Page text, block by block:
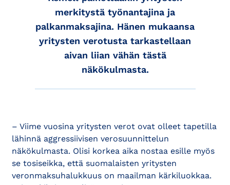
merkitystä työnantajina ja
palkanmaksajina. Hänen mukaansa
yritysten verotusta tarkastellaan
aivan liian vähän tästä
näkökulmasta.
– Viime vuosina yritysten verot ovat olleet tapetilla
lähinnä aggressiivisen verosuunnittelun
näkökulmasta. Olisi korkea aika nostaa esille myös
se tosiseikka, että suomalaisten yritysten
veronmaksuhalukkuus on maailman kärkiluokkaa.